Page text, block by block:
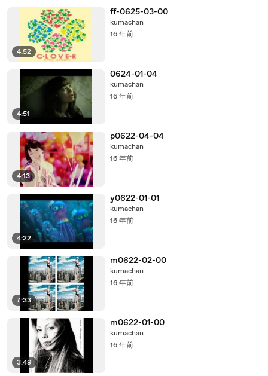
4:52
ff-0625-03-00
kumachan
16 年前
4:51
0624-01-04
kumachan
16 年前
4:13
p0622-04-04
kumachan
16 年前
4:22
y0622-01-01
kumachan
16 年前
7:33
m0622-02-00
kumachan
16 年前
3:49
m0622-01-00
kumachan
16 年前